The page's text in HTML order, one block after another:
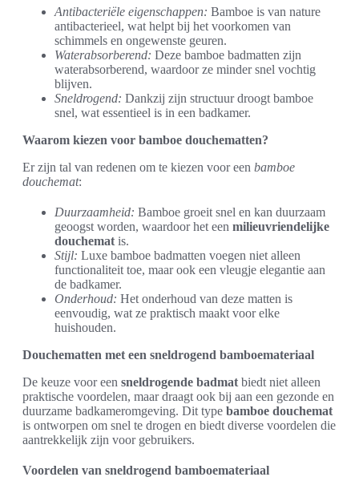
Antibacteriële eigenschappen: Bamboe is van nature
antibacterieel, wat helpt bij het voorkomen van
schimmels en ongewenste geuren.
Waterabsorberend: Deze bamboe badmatten zijn
waterabsorberend, waardoor ze minder snel vochtig
blijven.
Sneldrogend: Dankzij zijn structuur droogt bamboe
snel, wat essentieel is in een badkamer.
Waarom kiezen voor bamboe douchematten?
Er zijn tal van redenen om te kiezen voor een bamboe
douchemat:
Duurzaamheid: Bamboe groeit snel en kan duurzaam
geoogst worden, waardoor het een milieuvriendelijke
douchemat is.
Stijl: Luxe bamboe badmatten voegen niet alleen
functionaliteit toe, maar ook een vleugje elegantie aan
de badkamer.
Onderhoud: Het onderhoud van deze matten is
eenvoudig, wat ze praktisch maakt voor elke
huishouden.
Douchematten met een sneldrogend bamboemateriaal
De keuze voor een sneldrogende badmat biedt niet alleen
praktische voordelen, maar draagt ook bij aan een gezonde en
duurzame badkameromgeving. Dit type bamboe douchemat
is ontworpen om snel te drogen en biedt diverse voordelen die
aantrekkelijk zijn voor gebruikers.
Voordelen van sneldrogend bamboemateriaal